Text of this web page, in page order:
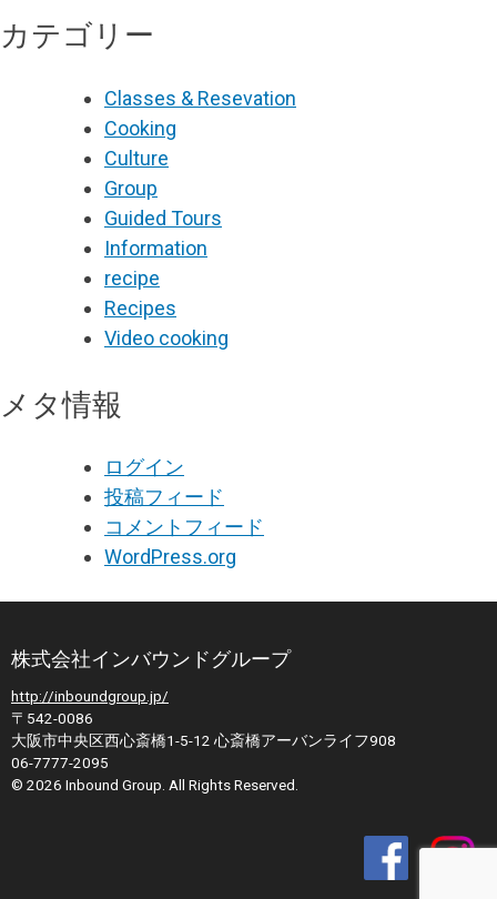
カテゴリー
Classes & Resevation
Cooking
Culture
Group
Guided Tours
Information
recipe
Recipes
Video cooking
メタ情報
ログイン
投稿フィード
コメントフィード
WordPress.org
株式会社インバウンドグループ
http://inboundgroup.jp/
〒542-0086
大阪市中央区西心斎橋1-5-12 心斎橋アーバンライフ908
06-7777-2095
© 2026 Inbound Group. All Rights Reserved.